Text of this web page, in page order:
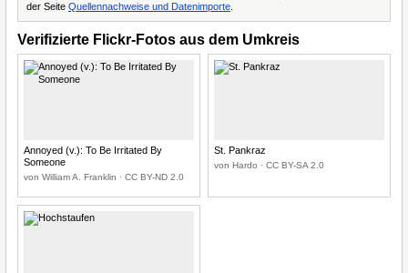
der Seite Quellennachweise und Datenimporte
Verifizierte Flickr-Fotos aus dem Umkreis
Annoyed (v.): To Be Irritated By
Someone
von William A. Franklin · CC BY-ND 2.0
St. Pankraz
von Hardo · CC BY-SA 2.0